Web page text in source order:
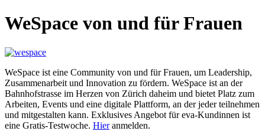
WeSpace von und für Frauen
WeSpace ist eine Community von und für Frauen, um Leadership,
Zusammenarbeit und Innovation zu fördern. WeSpace ist an der
Bahnhofstrasse im Herzen von Zürich daheim und bietet Platz zum
Arbeiten, Events und eine digitale Plattform, an der jeder teilnehmen
und mitgestalten kann. Exklusives Angebot für eva-Kundinnen ist
eine Gratis-Testwoche. Hieranmelden.